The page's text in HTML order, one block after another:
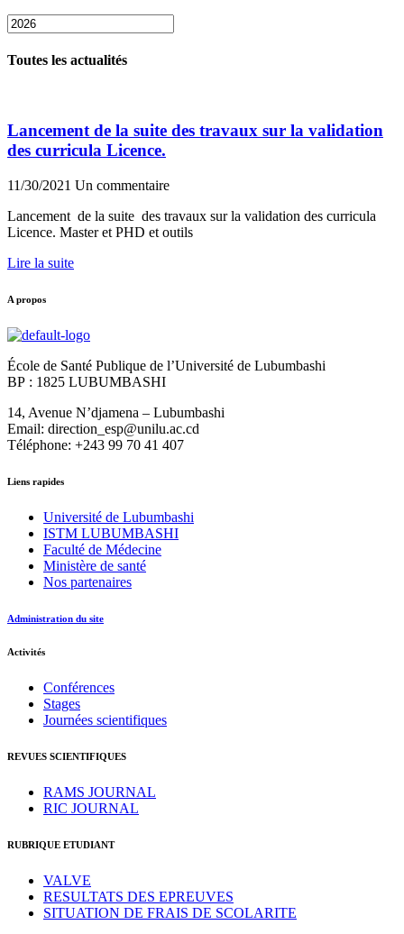
Toutes les actualités
Lancement de la suite des travaux sur la validation
des curricula Licence.
11/30/2021 Un commentaire
Lancement de la suite des travaux sur la validation des curricula
Licence. Master et PHD et outils
Lire la suite
A propos
École de Santé Publique de l’Université de Lubumbashi
BP : 1825 LUBUMBASHI
14, Avenue N’djamena – Lubumbashi
Email: direction_esp@unilu.ac.cd
Téléphone: +243 99 70 41 407
Liens rapides
Université de Lubumbashi
ISTM LUBUMBASHI
Faculté de Médecine
Ministère de santé
Nos partenaires
Administration du site
Activités
Conférences
Stages
Journées scientifiques
REVUES SCIENTIFIQUES
RAMS JOURNAL
RIC JOURNAL
RUBRIQUE ETUDIANT
VALVE
RESULTATS DES EPREUVES
SITUATION DE FRAIS DE SCOLARITE